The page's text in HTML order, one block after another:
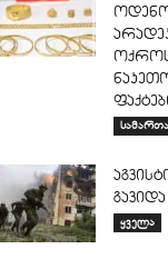
გავიდა
ყველა